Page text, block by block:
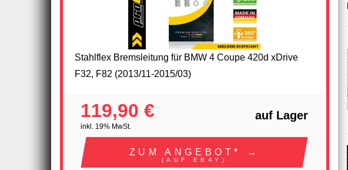
Stahlflex Bremsleitung für BMW 4 Coupe 420d xDrive
F32, F82 (2013/11-2015/03)
119,90 €
inkl. 19% MwSt.
auf Lager
ZUM ANGEBOT* →
(AUF EBAY)